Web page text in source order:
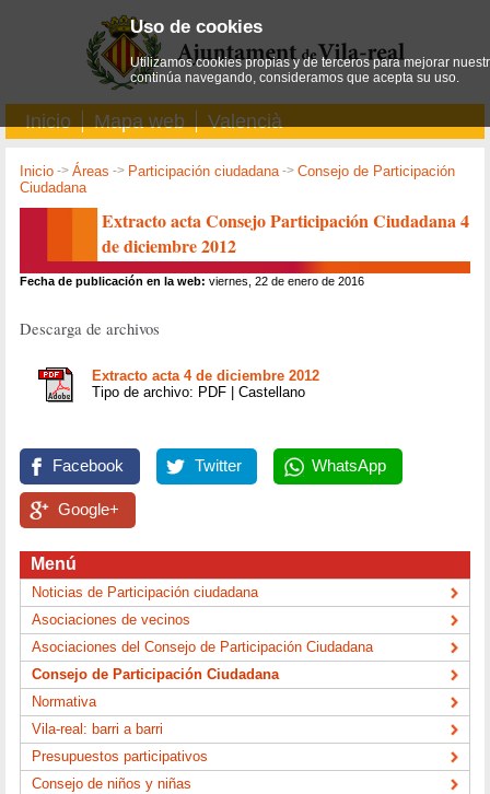
Inicio Mapa web Valencià
Inicio ->Áreas -> Participación ciudadana->Consejo de Participación
Ciudadana
Extracto acta Consejo Participación Ciudadana 4
de diciembre 2012
Fecha de publicación en la web: viernes, 22 de enero de 2016
Descarga de archivos
Extracto acta 4 de diciembre 2012
Tipo de archivo: PDF | Castellano
Facebook Twitter WhatsApp
Google+
Menú
Noticias de Participación ciudadana
Asociaciones de vecinos
Asociaciones del Consejo de Participación Ciudadana
Consejo de Participación Ciudadana
Normativa
Vila-real: barri a barri
Presupuestos participativos
Consejo de niños y niñas
Uso de cookies
Utilizamos cookies propias y de terceros para mejorar
continúa navegando, consideramos que acepta su uso.